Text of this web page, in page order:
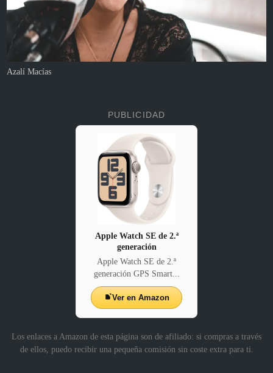
Azalí Macías
PUBLICIDAD
Apple Watch SE de 2.ª
generación
Apple Watch SE de 2.ª
generación GPS Smart...
Ver en Amazon
Los enlaces a Amazon de esta página son de afiliado: si compras a través
de ellos, puedo recibir una pequeña comisión sin coste extra para ti.